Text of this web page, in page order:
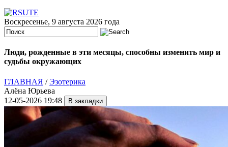
Воскресенье, 9 августа 2026 года
Люди, рожденные в эти месяцы, способны изменить мир и
судьбы окружающих
ГЛАВНАЯ /Эзотерика
Алёна Юрьева
12-05-2026 19:48